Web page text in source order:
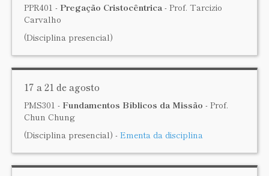
PPR401 - Pregação Cristocêntrica - Prof. Tarcizio
Carvalho
(Disciplina presencial)
17 a 21 de agosto
PMS301 - Fundamentos Bíblicos da Missão - Prof.
Chun Chung
(Disciplina presencial) - Ementa da disciplina